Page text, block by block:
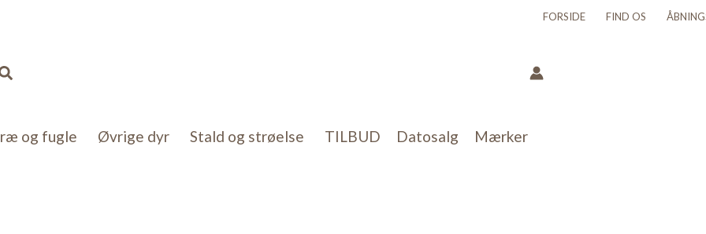
FORSIDE FIND OS
og fugle Øvrige dyr Stald og strøelse TILBUD Datosalg Mærker